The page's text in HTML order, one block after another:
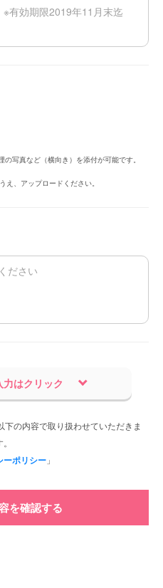
写真など（横向き）を添付が可能です。
え、アップロードください。
はクリック
の内容で取り扱わせていただきま
ーポリシー 」